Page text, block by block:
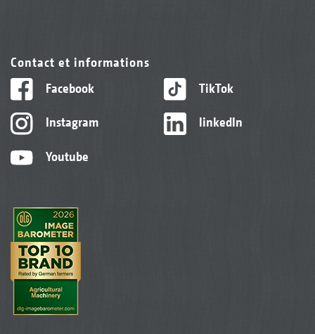
Contact et informations
Facebook
Instagram
Youtube
TikTok
linkedIn